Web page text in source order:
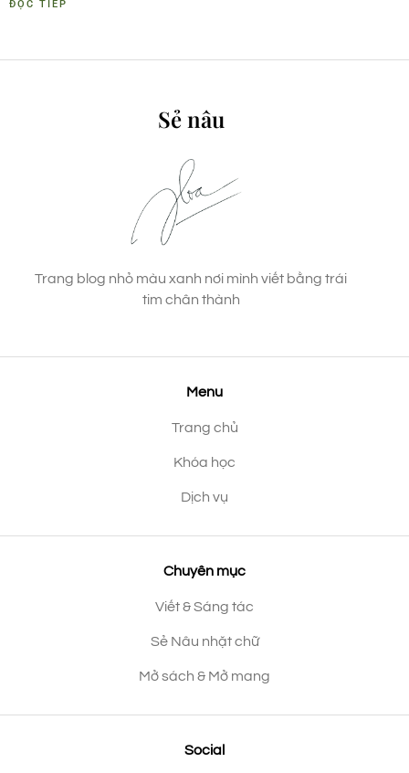
ĐỌC TIẾP
Sẻ nâu
Trang blog nhỏ màu xanh nơi mình viết bằng trái
tim chân thành
Menu
Trang chủ
Khóa học
Dịch vụ
Chuyên mục
Viết & Sáng tác
Sẻ Nâu nhặt chữ
Mở sách & Mở mang
Social